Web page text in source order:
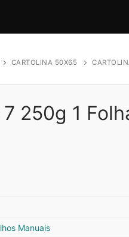
CARTOLINA 50X65
250g 1
Manuais